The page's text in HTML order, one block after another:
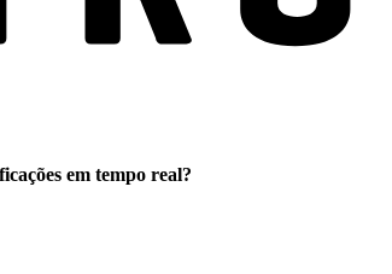
em tempo real?